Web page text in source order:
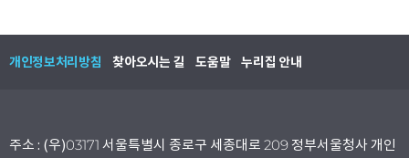
개인정보처리방침 찾아오시는 길 도움말 누리집 안내
주소 : (우)03171 서울특별시 종로구 세종대로 209 정부서울청사 개인